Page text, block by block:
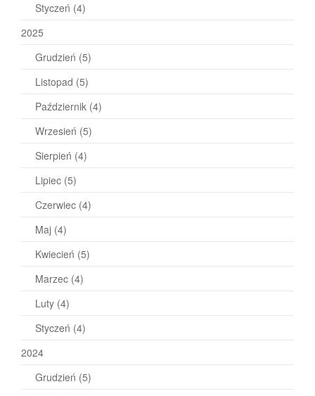
Styczeń (4)
2025
Grudzień (5)
Listopad (5)
Październik (4)
Wrzesień (5)
Sierpień (4)
Lipiec (5)
Czerwiec (4)
Maj (4)
Kwiecień (5)
Marzec (4)
Luty (4)
Styczeń (4)
2024
Grudzień (5)